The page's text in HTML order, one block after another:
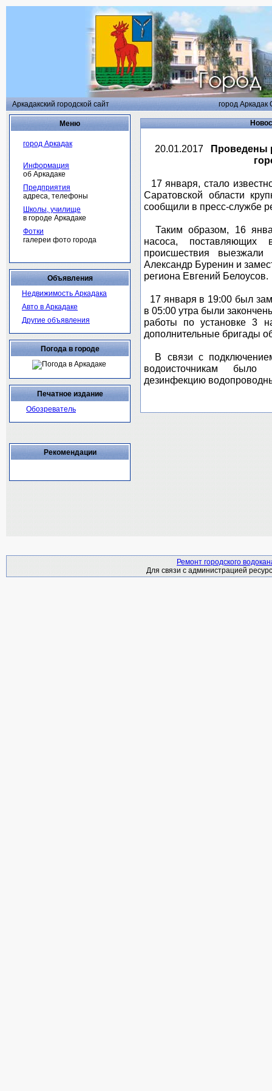
Аркадакский городской сайт город Аркадак
Меню
город Аркадак
Информация
об Аркадаке
Предприятия
адреса, телефоны
Школы, училище
в городе Аркадаке
Фотки
галереи фото города
Объявления
Недвижимость Аркадака
Авто в Аркадаке
Другие объявления
Погода в городе
Печатное издание
Обозреватель
Рекомендации
20.01.2017 Проведены
17 января, стало
Саратовской области
сообщили в пресс-службе
Таким образом, 16
насоса,
происшествия выезжали
Александр Буренин и
региона Евгений Белоусов.
17 января в 19:00 был
в 05:00 утра были
работы по установке 3
дополнительные бригады
В связи с
водоисточникам
дезинфекцию
Ремонт городского
Для связи с администрацией